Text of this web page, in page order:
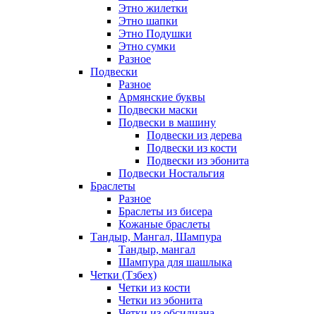
Этно жилетки
Этно шапки
Этно Подушки
Этно сумки
Разное
Подвески
Разное
Армянские буквы
Подвески маски
Подвески в машину
Подвески из дерева
Подвески из кости
Подвески из эбонита
Подвески Ностальгия
Браслеты
Разное
Браслеты из бисера
Кожаные браслеты
Тандыр, Мангал, Шампура
Тандыр, мангал
Шампура для шашлыка
Четки (Тзбех)
Четки из кости
Четки из эбонита